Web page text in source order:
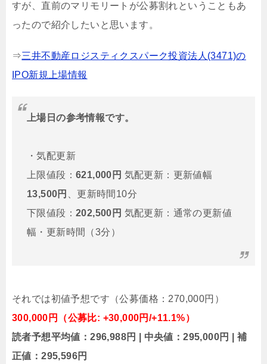
すが、直前のマリモリートが公募割れということもあ
ったので紹介したいと思います。
⇒三井不動産ロジスティクスパーク投資法人(3471)の
IPO新規上場情報
上場日の参考情報です。
・気配更新
上限値段： 621,000円 気配更新：更新値幅
13,500円
、更新時間10分
下限値段： 202,500円 気配更新：通常の更新値
幅・更新時間（3分）
それでは初値予想です（公募価格：270,000円）
300,000円（公募比: +30,000円/+11.1%）
読者予想平均値：296,988円 | 中央値：295,000円 | 補
正値：295,596円